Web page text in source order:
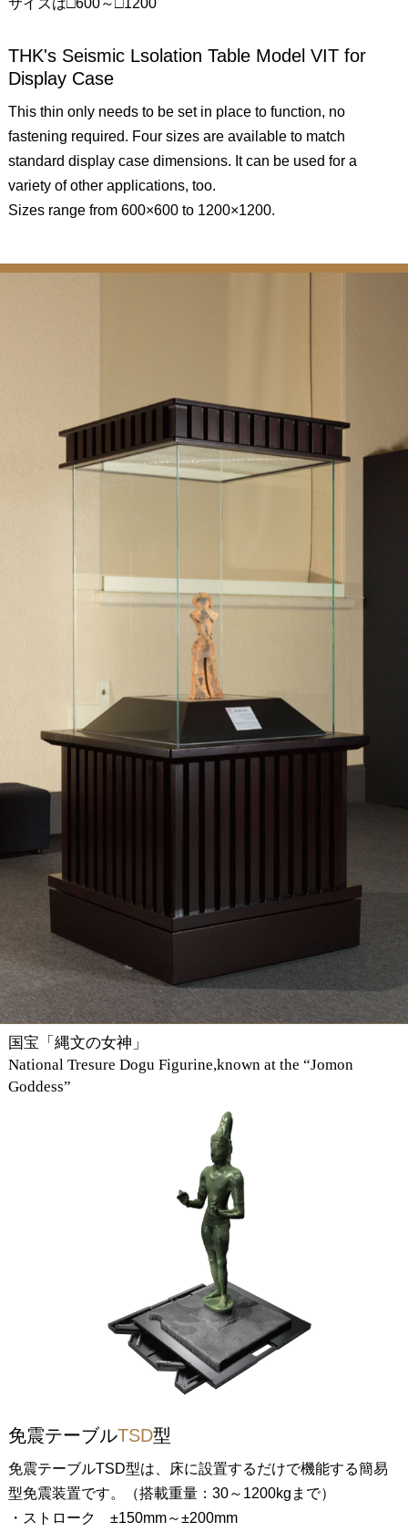
THK's Seismic Lsolation Table Model VIT for
Display Case
This thin only needs to be set in place to function, no
fastening required. Four sizes are available to match
standard display case dimensions. It can be used for a
variety of other applications, too.
Sizes range from 600×600 to 1200×1200.
国宝「縄文の女神」
National Tresure Dogu Figurine,known at the “Jomon
Goddess”
免震テーブルTSD型
免震テーブルTSD型は、床に設置するだけで機能する簡易
型免震装置です。（搭載重量：30～1200kgまで）
・ストローク ±150mm～±200mm